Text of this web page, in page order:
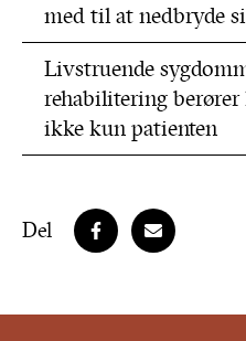
med til at nedbryde
Livstruende
rehabilitering
ikke kun patienten
Del